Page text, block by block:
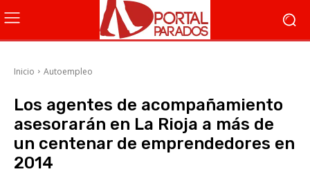
Inicio Autoempleo
Los agentes de acompañamiento
asesorarán en La Rioja a más de
un centenar de emprendedores en
2014